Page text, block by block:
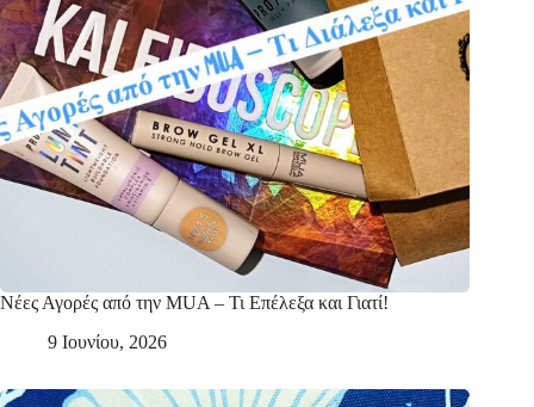
Νέες Αγορές από την MUA – Τι Επέλεξα και Γιατί!
9 Ιουνίου, 2026